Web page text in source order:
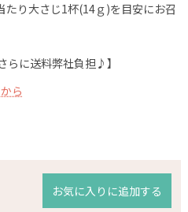
り大さじ1杯(14ｇ)を目安にお召
らに送料弊社負担♪】
ら
お気に入りに追加する